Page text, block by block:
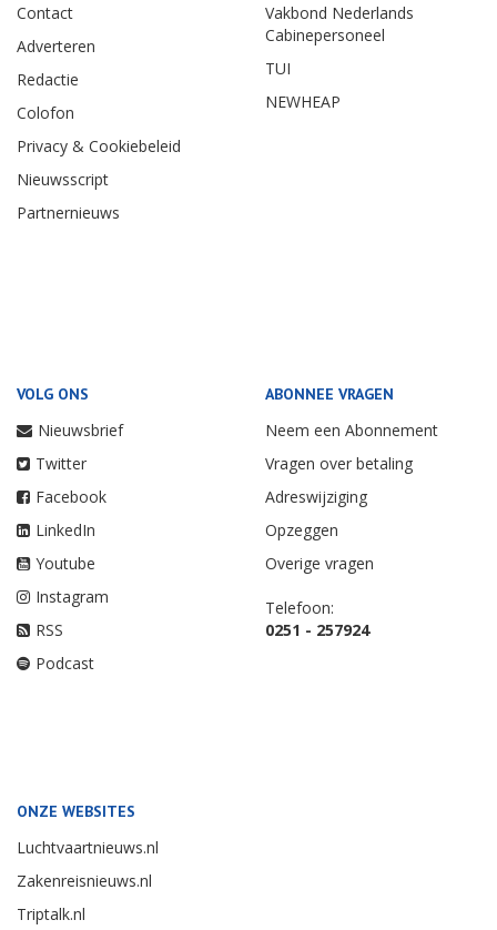
Contact
Adverteren
Redactie
Colofon
Privacy & Cookiebeleid
Nieuwsscript
Partnernieuws
Vakbond Nederlands
Cabinepersoneel
TUI
NEWHEAP
VOLG ONS
Nieuwsbrief
Twitter
Facebook
LinkedIn
Youtube
Instagram
RSS
Podcast
ABONNEE VRAGEN
Neem een Abonnement
Vragen over betaling
Adreswijziging
Opzeggen
Overige vragen
Telefoon:
0251 - 257924
ONZE WEBSITES
Luchtvaartnieuws.nl
Zakenreisnieuws.nl
Triptalk.nl